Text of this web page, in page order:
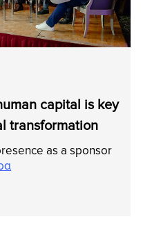
capital is key
transformation
as a sponsor